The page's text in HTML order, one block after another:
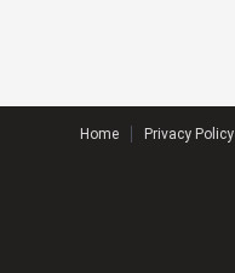
Home Privacy Policy